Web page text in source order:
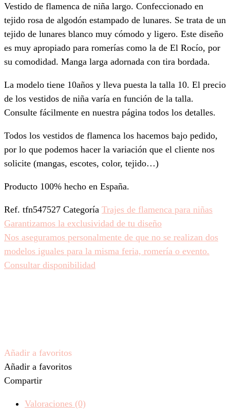
Vestido de flamenca de niña largo. Confeccionado en
tejido rosa de algodón estampado de lunares. Se trata de un
tejido de lunares blanco muy cómodo y ligero. Este diseño
es muy apropiado para romerías como la de El Rocío, por
su comodidad. Manga larga adornada con tira bordada.
La modelo tiene 10años y lleva puesta la talla 10. El precio
de los vestidos de niña varía en función de la talla.
Consulte fácilmente en nuestra página todos los detalles.
Todos los vestidos de flamenca los hacemos bajo pedido,
por lo que podemos hacer la variación que el cliente nos
solicite (mangas, escotes, color, tejido…)
Producto 100% hecho en España.
Ref. tfn547527 Categoría Trajes de flamenca para niñas
Garantizamos la exclusividad de tu diseño
Nos aseguramos personalmente de que no se realizan dos
modelos iguales para la misma feria, romería o evento.
Consultar disponibilidad
Añadir a favoritos
Añadir a favoritos
Compartir
Valoraciones (0)